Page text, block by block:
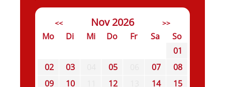
<< Nov 2026 >>
Mo Di Mi Do Fr Sa
So
01
02
03 05 07
08
09
10 12 14
15